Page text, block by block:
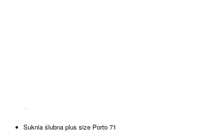
Suknia ślubna plus size Porto 71